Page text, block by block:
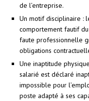
de l’entreprise.
Un motif disciplinaire :
comportement fautif du
faute professionnelle
obligations
Une inaptitude
salarié est déclaré
impossible pour
poste adapté à ses